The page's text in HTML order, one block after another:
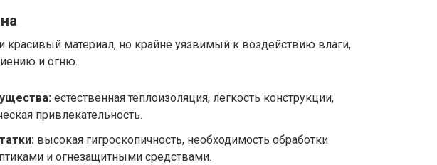
красивый материал, но крайне уязвимый к воздействию влаги,
и огню.
естественная теплоизоляция, легкость конструкции,
привлекательность.
высокая гигроскопичность, необходимость обработки
и огнезащитными средствами.